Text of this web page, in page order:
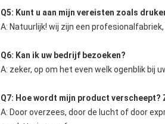
Q5: Kunt u aan mijn vereisten zoals
A: Natuurlijk! wij zijn een
Q6: Kan ik uw bedrijf bezoeken?
A: zeker, op om het even welk ogenblik bij
Q7: Hoe wordt mijn product
A: Door overzees, door de lucht of door